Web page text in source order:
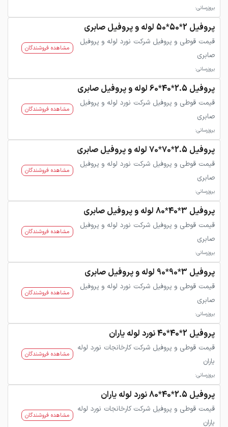
بروزرسانی:
پروفیل 2*50*50 لوله و پروفیل صابری
قیمت قوطی و پروفیل شرکت نورد لوله و پروفیل
صابری
بروزرسانی:
مشاهده فروشندگان
پروفیل 2.5*40*60 لوله و پروفیل صابری
قیمت قوطی و پروفیل شرکت نورد لوله و پروفیل
صابری
بروزرسانی:
مشاهده فروشندگان
پروفیل 2.5*70*70 لوله و پروفیل صابری
قیمت قوطی و پروفیل شرکت نورد لوله و پروفیل
صابری
بروزرسانی:
مشاهده فروشندگان
پروفیل 3*40*80 لوله و پروفیل صابری
قیمت قوطی و پروفیل شرکت نورد لوله و پروفیل
صابری
بروزرسانی:
مشاهده فروشندگان
پروفیل 3*90*90 لوله و پروفیل صابری
قیمت قوطی و پروفیل شرکت نورد لوله و پروفیل
صابری
بروزرسانی:
مشاهده فروشندگان
پروفیل 2*40*40 نورد لوله یاران
قیمت قوطی و پروفیل شرکت کارخانجات نورد لوله
یاران
بروزرسانی:
مشاهده فروشندگان
پروفیل 2.5*40*80 نورد لوله یاران
قیمت قوطی و پروفیل شرکت کارخانجات نورد لوله
یاران
مشاهده فروشندگان